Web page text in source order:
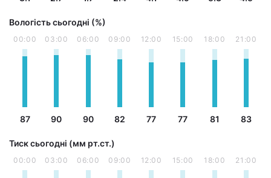
Вологість сьогодні (%)
00:00
87
03:00
90
06:00
90
09:00
82
12:00
77
15:00
77
18:00
81
21:00
83
Тиск сьогодні (мм рт.ст.)
00:00 03:00 06:00 09:00 12:00 15:00 18:00 21:00